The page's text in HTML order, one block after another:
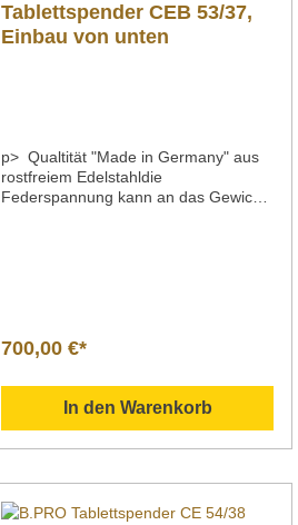
Tablettspender CEB 53/37,
Einbau von unten
p> Qualtität "Made in Germany" aus
rostfreiem Edelstahldie
Federspannung kann an das Gewicht
700,00 €*
In den Warenkorb